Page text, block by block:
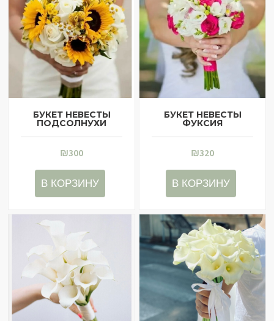
БУКЕТ НЕВЕСТЫ
ПОДСОЛНУХИ
₪300
В КОРЗИНУ
БУКЕТ НЕВЕСТЫ
ФУКСИЯ
₪320
В КОРЗИНУ